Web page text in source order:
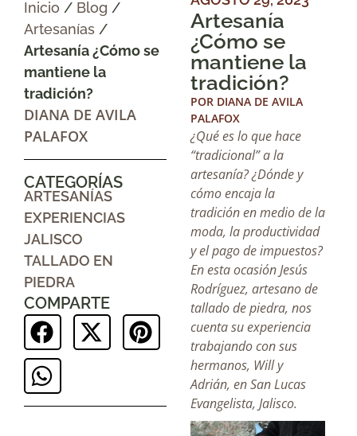
Inicio / Blog /
Artesanías /
Artesanía ¿Cómo se
mantiene la
tradición?
DIANA DE AVILA
PALAFOX
CATEGORÍAS
ARTESANÍAS
EXPERIENCIAS
JALISCO
TALLADO EN
PIEDRA
COMPARTE
Artesanía
¿Cómo se
mantiene la
tradición?
POR DIANA DE AVILA
PALAFOX
¿Qué es lo que hace
“tradicional” a la
artesanía? ¿Dónde y
cómo encaja la
tradición en medio de la
moda, la productividad
y el pago de impuestos?
En esta ocasión Jesús
Rodríguez, artesano de
tallado de piedra, nos
cuenta su experiencia
trabajando con sus
hermanos, Will y
Adrián, en San Lucas
Evangelista, Jalisco.